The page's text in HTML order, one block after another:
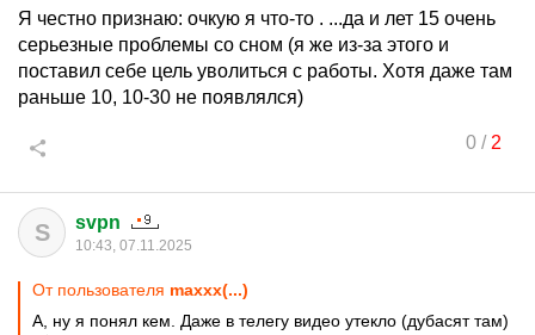
Я честно признаю: очкую я что-то . ...да и лет 15 очень
серьезные проблемы со сном (я же из-за этого и
поставил себе цель уволиться с работы. Хотя даже там
раньше 10, 10-30 не появлялся)
0/ 2
S svpn
10:43, 07.11.2025
От пользователя maxxx(...)
А, ну я понял кем. Даже в телегу видео утекло (дубасят там)